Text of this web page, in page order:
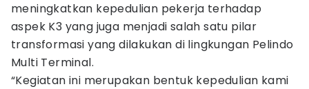
meningkatkan kepedulian pekerja terhadap
aspek K3 yang juga menjadi salah satu pilar
transformasi yang dilakukan di lingkungan Pelindo
Multi Terminal.
“Kegiatan ini merupakan bentuk kepedulian kami